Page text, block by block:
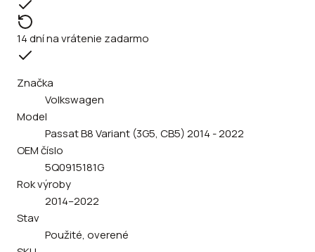
14 dní na vrátenie zadarmo
Značka
Volkswagen
Model
Passat B8 Variant (3G5, CB5) 2014 - 2022
OEM číslo
5Q0915181G
Rok výroby
2014–2022
Stav
Použité, overené